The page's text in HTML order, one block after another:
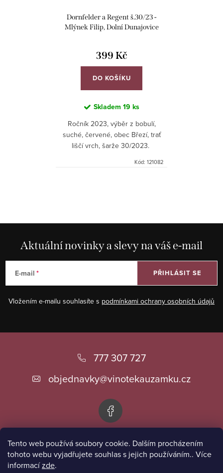
Tento web používá soubory cookie. Dalším procházením
tohoto webu vyjadřujete souhlas s jejich používáním.. Více
informacízde.
Dornfelder a Regent š.30/23 -
Mlýnek Filip, Dolní Dunajovice
399 Kč
DO KOŠÍKU
Skladem 19 ks
Ročník 2023, výběr z bobulí,
suché, červené, obec Březí, trať
liščí vrch, šarže 30/2023.
Kód: 121082
á
r
k
Aktuální novinky a slevy na váš e-mail
E-mail
Vložením e-mailu souhlasíte s podmínkami ochrany osobních údajů
PŘIHLÁSIT SE
777 307 727
objednavky@vinotekauzamku.cz
Informace pro vás